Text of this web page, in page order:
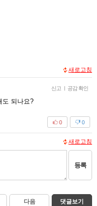
새로고침
신고 공감 확인
도 되나요?
0
0
새로고침
등록
다음 댓글보기